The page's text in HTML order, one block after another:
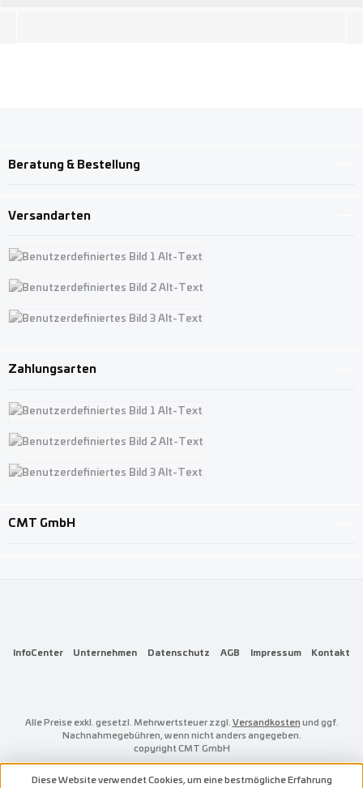
Beratung & Bestellung
Versandarten
Benutzerdefiniertes Bild 1
Benutzerdefiniertes Bild 2
Zahlungsarten
Benutzerdefiniertes Bild 1
Benutzerdefiniertes Bild 2
CMT GmbH
InfoCenter Unternehmen Datenschutz AGB Impressum Kontakt
Alle Preise exkl. gesetzl. Mehrwertsteuer zzgl. Versandkostenund ggf.
Nachnahmegebühren, wenn nicht anders angegeben.
copyright CMT GmbH
Diese Website verwendet Cookies, um eine bestmögliche Erfahrung